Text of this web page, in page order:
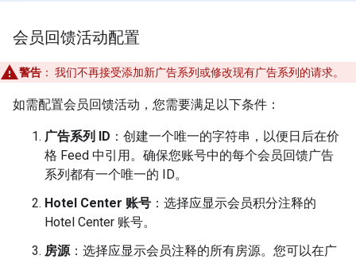
会员回馈活动配置
警告 ： 我们不再接受添加新广告系列或修改现有广告系列的请求。
如需配置会员回馈活动，您需要满足以下条件：
广告系列 ID ：创建一个唯一的字符串，以便日后在价
格 Feed 中引用。确保您账号中的每个会员回馈广告
系列都有一个唯一的 ID。
Hotel Center 账号 ：选择应显示会员积分注释的
Hotel Center 账号。
房源：选择应显示会员注释的所有房源。您可以在广